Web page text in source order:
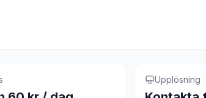
Upplösning